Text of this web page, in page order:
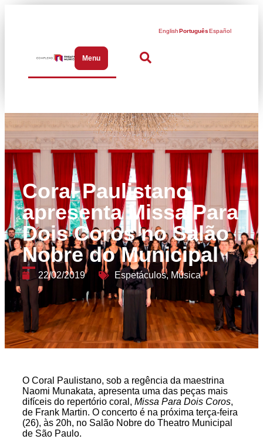
MenuAbrir menu de navegação
EnglishPortuguêsEspañol
Coral Paulistano
apresenta Missa Para
Dois Coros no Salão
Nobre do Municipal
22/02/2019 Espetáculos, Música
O Coral Paulistano, sob a regência da maestrina
Naomi Munakata, apresenta uma das peças mais
difíceis do repertório coral, Missa Para Dois Coros,
de Frank Martin. O concerto é na próxima terça-feira
(26), às 20h, no Salão Nobre do Theatro Municipal
de São Paulo.